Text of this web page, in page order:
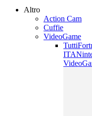
Altro
Action Cam
Cuffie
VideoGame
Tutti
ITA